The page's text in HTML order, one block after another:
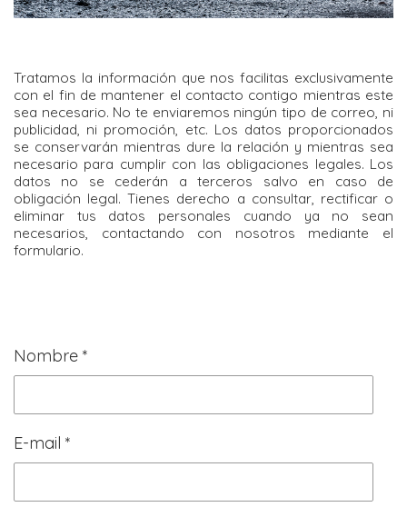
Nombre *
E-mail *
Tratamos la información que nos facilitas exclusivamente
con el fin de mantener el contacto contigo mientras este
sea necesario. No te enviaremos ningún tipo de correo, ni
publicidad, ni promoción, etc. Los datos proporcionados
se conservarán mientras dure la relación y mientras sea
necesario para cumplir con las obligaciones legales. Los
datos no se cederán a terceros salvo en caso de
obligación legal. Tienes derecho a consultar, rectificar o
eliminar tus datos personales cuando ya no sean
necesarios, contactando con nosotros mediante el
formulario.